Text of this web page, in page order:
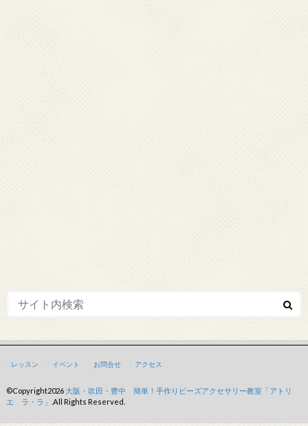
レッスン イベント お問合せ アクセス
©Copyright2026大阪・吹田・豊中 簡単！手作りビーズアクセサリー教室「アトリ
エ ラ・ラ」
.All Rights Reserved.